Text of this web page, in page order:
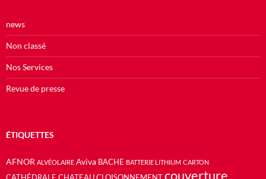
news
Non classé
Nos Services
Revue de presse
ÉTIQUETTES
AFNOR ALVÉOLAIRE Aviva BACHE BATTERIE LITHIUM CARTON
couverture